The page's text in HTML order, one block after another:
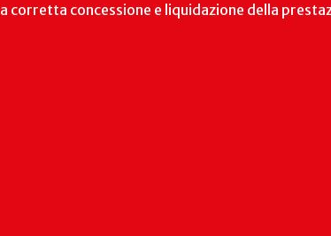
corretta concessione e liquidazione della